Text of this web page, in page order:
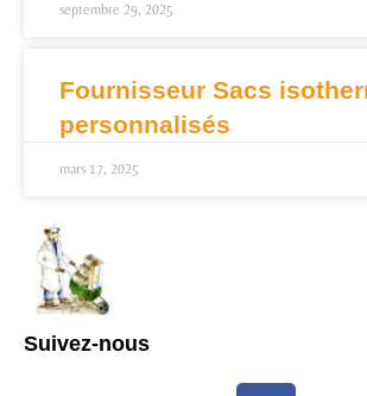
septembre 29, 2025
Fournisseur Sacs
personnalisés
mars 17, 2025
Suivez-nous